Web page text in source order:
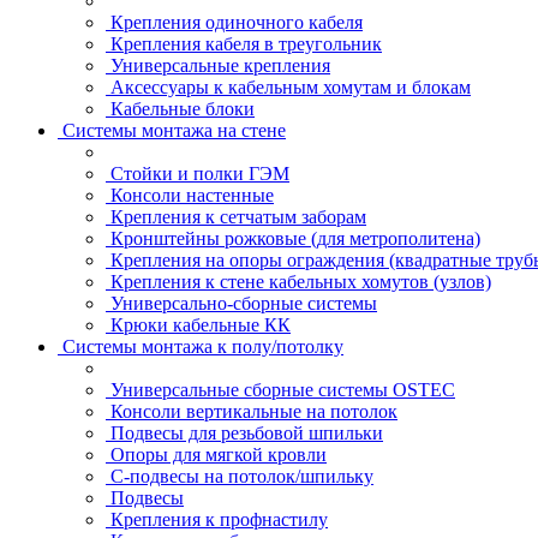
Крепления одиночного кабеля
Крепления кабеля в треугольник
Универсальные крепления
Аксессуары к кабельным хомутам и блокам
Кабельные блоки
Системы монтажа на стене
Стойки и полки ГЭМ
Консоли настенные
Крепления к сетчатым заборам
Кронштейны рожковые (для метрополитена)
Крепления на опоры ограждения (квадратные
Крепления к стене кабельных хомутов (узлов)
Универсально-сборные системы
Крюки кабельные КК
Системы монтажа к полу/потолку
Универсальные сборные системы OSTEC
Консоли вертикальные на потолок
Подвесы для резьбовой шпильки
Опоры для мягкой кровли
С-подвесы на потолок/шпильку
Подвесы
Крепления к профнастилу